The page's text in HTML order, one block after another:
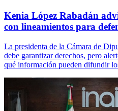
Kenia López Rabadán
con lineamientos para
La presidenta de la Cámara de
debe garantizar derechos, pero
qué información pueden difundir